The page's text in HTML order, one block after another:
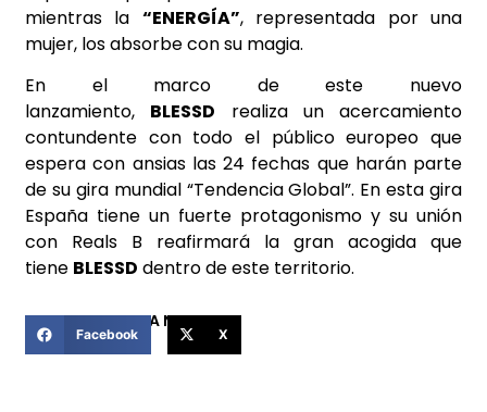
mientras la “ENERGÍA”, representada por una
mujer, los absorbe con su magia.
En el marco de este nuevo
lanzamiento, BLESSD realiza un acercamiento
contundente con todo el público europeo que
espera con ansias las 24 fechas que harán parte
de su gira mundial “Tendencia Global”. En esta gira
España tiene un fuerte protagonismo y su unión
con Reals B reafirmará la gran acogida que
tiene BLESSD dentro de este territorio.
COMPARTIR ESTA NOTICIA
Facebook X